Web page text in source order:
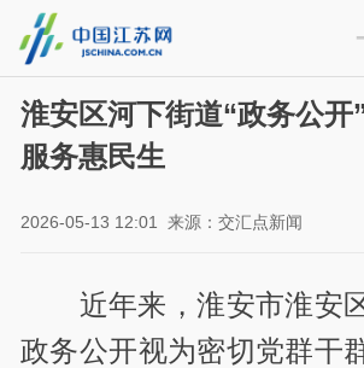
淮安区河下街道“政务公开
服务惠民生
2026-05-13 12:01 来源：交汇点新闻
近年来，淮安市淮安
政务公开视为密切党群干